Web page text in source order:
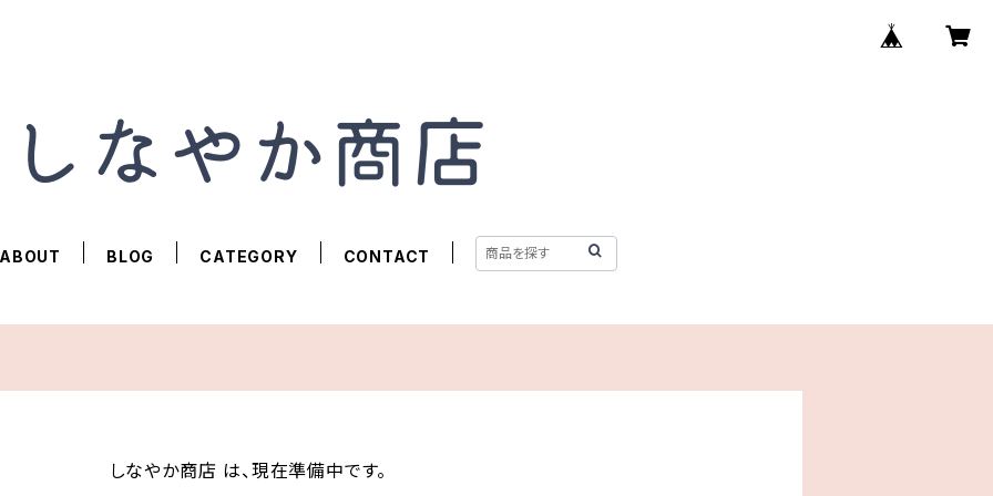
ABOUT BLOG CATEGORY CONTACT
しなやか商店 は、現在準備中です。